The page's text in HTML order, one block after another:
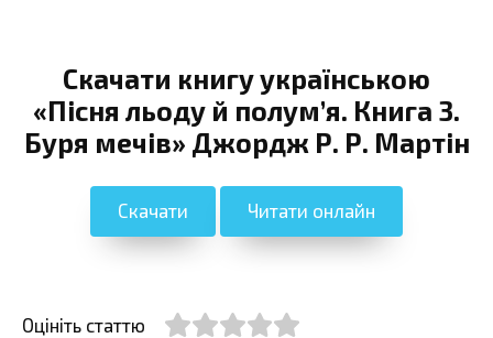
Скачати книгу українською
«Пісня льоду й полум’я. Книга 3.
Буря мечів» Джордж Р. Р. Мартін
Скачати Читати онлайн
Оцініть статтю